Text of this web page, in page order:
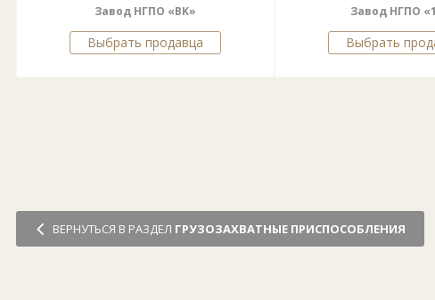
Завод НГПО «BK»
Выбрать продавца
Завод НГПО
Выбрать
ВЕРНУТЬСЯ В РАЗДЕЛ ГРУЗОЗАХВАТНЫЕ ПРИСПОСОБЛЕНИЯ